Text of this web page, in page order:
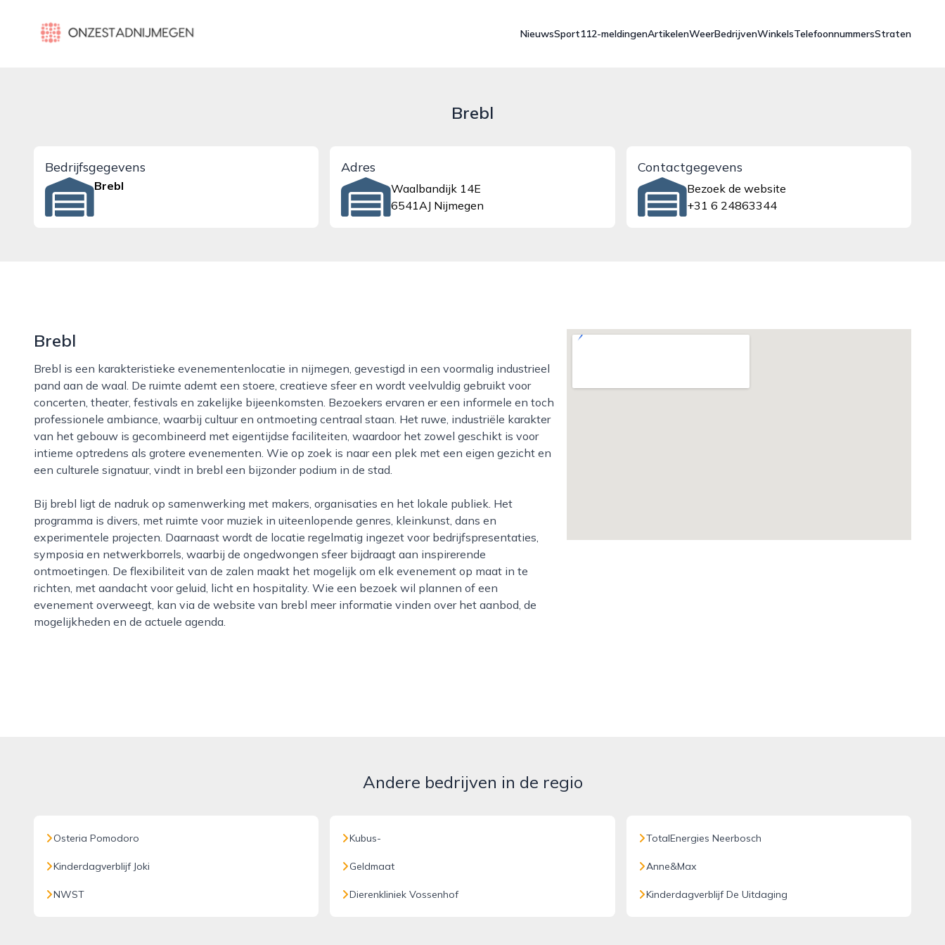
onzestadnijmegen.nl
NieuwsSport112-meldingenArtikelenWeerBedrijvenWinkelsTelefoonnummersStraten
Brebl
Bedrijfsgegevens
Brebl
Adres
Waalbandijk 14E
6541AJ Nijmegen
Contactgegevens
Bezoek de website
+31 6 24863344
Brebl
Brebl is een karakteristieke evenementenlocatie in nijmegen, gevestigd in een voormalig industrieel
pand aan de waal. De ruimte ademt een stoere, creatieve sfeer en wordt veelvuldig gebruikt voor
concerten, theater, festivals en zakelijke bijeenkomsten. Bezoekers ervaren er een informele en toch
professionele ambiance, waarbij cultuur en ontmoeting centraal staan. Het ruwe, industriële karakter
van het gebouw is gecombineerd met eigentijdse faciliteiten, waardoor het zowel geschikt is voor
intieme optredens als grotere evenementen. Wie op zoek is naar een plek met een eigen gezicht en
een culturele signatuur, vindt in brebl een bijzonder podium in de stad.
Bij brebl ligt de nadruk op samenwerking met makers, organisaties en het lokale publiek. Het
programma is divers, met ruimte voor muziek in uiteenlopende genres, kleinkunst, dans en
experimentele projecten. Daarnaast wordt de locatie regelmatig ingezet voor bedrijfspresentaties,
symposia en netwerkborrels, waarbij de ongedwongen sfeer bijdraagt aan inspirerende
ontmoetingen. De flexibiliteit van de zalen maakt het mogelijk om elk evenement op maat in te
richten, met aandacht voor geluid, licht en hospitality. Wie een bezoek wil plannen of een
evenement overweegt, kan via de website van brebl meer informatie vinden over het aanbod, de
mogelijkheden en de actuele agenda.
Andere bedrijven in de regio
Osteria Pomodoro
Kinderdagverblijf Joki
NWST
Kubus-
Geldmaat
Dierenkliniek Vossenhof
TotalEnergies Neerbosch
Anne&Max
Kinderdagverblijf De Uitdaging